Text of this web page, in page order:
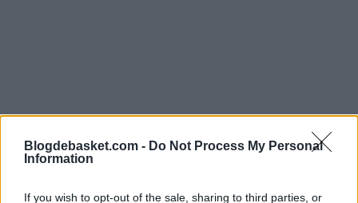
Blogdebasket.com - Do Not Process My Personal
Information
If you wish to opt-out of the sale, sharing to third parties, or